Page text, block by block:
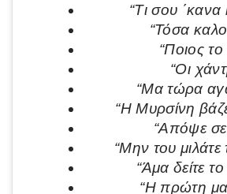
“Τι σου ΄κανα
“Τόσα
“Ποιος το
“Οι
“Μα τώρα
“Η Μυρσίνη
“Απόψε
“Μην του μιλάτε
“Άμα δείτε
“Η πρώτη